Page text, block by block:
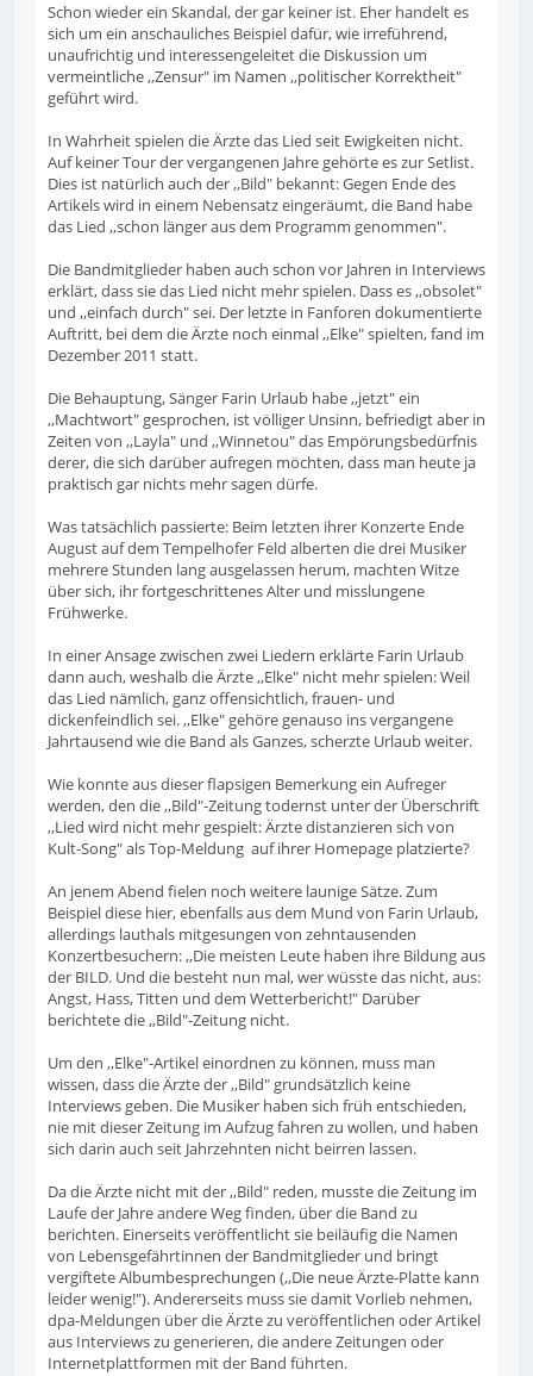
Schon wieder ein Skandal, der gar keiner ist. Eher handelt es
sich um ein anschauliches Beispiel dafür, wie irreführend,
unaufrichtig und interessengeleitet die Diskussion um
vermeintliche ,,Zensur" im Namen ,,politischer Korrektheit"
geführt wird.
In Wahrheit spielen die Ärzte das Lied seit Ewigkeiten nicht.
Auf keiner Tour der vergangenen Jahre gehörte es zur Setlist.
Dies ist natürlich auch der ,,Bild" bekannt: Gegen Ende des
Artikels wird in einem Nebensatz eingeräumt, die Band habe
das Lied ,,schon länger aus dem Programm genommen".
Die Bandmitglieder haben auch schon vor Jahren in Interviews
erklärt, dass sie das Lied nicht mehr spielen. Dass es ,,obsolet"
und ,,einfach durch" sei. Der letzte in Fanforen dokumentierte
Auftritt, bei dem die Ärzte noch einmal ,,Elke" spielten, fand im
Dezember 2011 statt.
Die Behauptung, Sänger Farin Urlaub habe ,,jetzt" ein
,,Machtwort" gesprochen, ist völliger Unsinn, befriedigt aber in
Zeiten von ,,Layla" und ,,Winnetou" das Empörungsbedürfnis
derer, die sich darüber aufregen möchten, dass man heute ja
praktisch gar nichts mehr sagen dürfe.
Was tatsächlich passierte: Beim letzten ihrer Konzerte Ende
August auf dem Tempelhofer Feld alberten die drei Musiker
mehrere Stunden lang ausgelassen herum, machten Witze
über sich, ihr fortgeschrittenes Alter und misslungene
Frühwerke.
In einer Ansage zwischen zwei Liedern erklärte Farin Urlaub
dann auch, weshalb die Ärzte ,,Elke" nicht mehr spielen: Weil
das Lied nämlich, ganz offensichtlich, frauen- und
dickenfeindlich sei. ,,Elke" gehöre genauso ins vergangene
Jahrtausend wie die Band als Ganzes, scherzte Urlaub weiter.
Wie konnte aus dieser flapsigen Bemerkung ein Aufreger
werden, den die ,,Bild"-Zeitung todernst unter der Überschrift
,,Lied wird nicht mehr gespielt: Ärzte distanzieren sich von
Kult-Song" als Top-Meldung auf ihrer Homepage platzierte?
An jenem Abend fielen noch weitere launige Sätze. Zum
Beispiel diese hier, ebenfalls aus dem Mund von Farin Urlaub,
allerdings lauthals mitgesungen von zehntausenden
Konzertbesuchern: ,,Die meisten Leute haben ihre Bildung aus
der BILD. Und die besteht nun mal, wer wüsste das nicht, aus:
Angst, Hass, Titten und dem Wetterbericht!" Darüber
berichtete die ,,Bild"-Zeitung nicht.
Um den ,,Elke"-Artikel einordnen zu können, muss man
wissen, dass die Ärzte der ,,Bild" grundsätzlich keine
Interviews geben. Die Musiker haben sich früh entschieden,
nie mit dieser Zeitung im Aufzug fahren zu wollen, und haben
sich darin auch seit Jahrzehnten nicht beirren lassen.
Da die Ärzte nicht mit der ,,Bild" reden, musste die Zeitung im
Laufe der Jahre andere Weg finden, über die Band zu
berichten. Einerseits veröffentlicht sie beiläufig die Namen
von Lebensgefährtinnen der Bandmitglieder und bringt
vergiftete Albumbesprechungen (,,Die neue Ärzte-Platte kann
leider wenig!"). Andererseits muss sie damit Vorlieb nehmen,
dpa-Meldungen über die Ärzte zu veröffentlichen oder Artikel
aus Interviews zu generieren, die andere Zeitungen oder
Internetplattformen mit der Band führten.